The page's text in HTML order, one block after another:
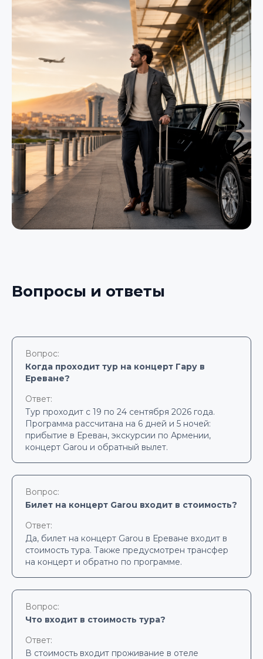
Вопросы и ответы
Вопрос:
Когда проходит тур на концерт Гару в
Ереване?
Ответ:
Тур проходит с 19 по 24 сентября 2026 года.
Программа рассчитана на 6 дней и 5 ночей:
прибытие в Ереван, экскурсии по Армении,
концерт Garou и обратный вылет.
Вопрос:
Билет на концерт Garou входит в стоимость?
Ответ:
Да, билет на концерт Garou в Ереване входит в
стоимость тура. Также предусмотрен трансфер
на концерт и обратно по программе.
Вопрос:
Что входит в стоимость тура?
Ответ:
В стоимость входит проживание в отеле